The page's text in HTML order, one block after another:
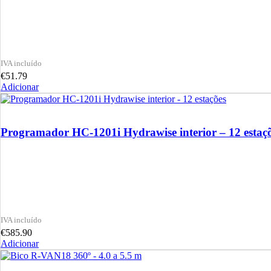
€51.79
Adicionar
Programador HC-1201i Hydrawise interior – 12
€585.90
Adicionar